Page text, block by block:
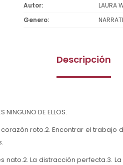
Autor
LAURA
Genero
Descripción
NINGUNO DE ELLOS.
roto.2. Encontrar el trabajo
nato.2. La distracción perfecta.3.